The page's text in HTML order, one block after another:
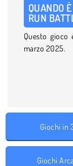
QUANDO
RUN
Questo
marzo 2025.
Giochi in
Giochi